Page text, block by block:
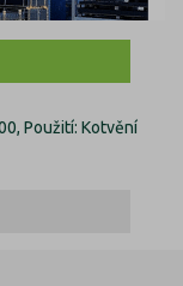
Použití: Kotvění